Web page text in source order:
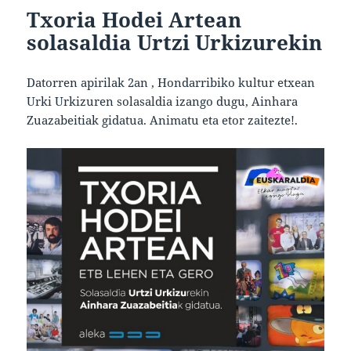
Txoria Hodei Artean
solasaldia Urtzi Urkizurekin
Datorren apirilak 2an , Hondarribiko kultur etxean
Urki Urkizuren solasaldia izango dugu, Ainhara
Zuazabeitiak gidatua. Animatu eta etor zaitezte!.